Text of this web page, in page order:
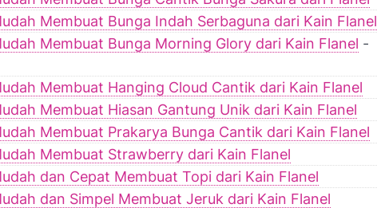
Membuat Bunga Indah Serbaguna dari Kain Flanel
Membuat Bunga Morning Glory dari Kain Flanel -
Membuat Hanging Cloud Cantik dari Kain Flanel
Membuat Hiasan Gantung Unik dari Kain Flanel
Membuat Prakarya Bunga Cantik dari Kain Flanel
Membuat Strawberry dari Kain Flanel
dan Cepat Membuat Topi dari Kain Flanel
dan Simpel Membuat Jeruk dari Kain Flanel